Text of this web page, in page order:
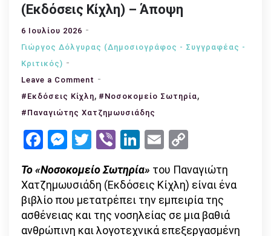
(Εκδόσεις Κίχλη) – Άποψη
6 Ιουλίου 2026
Γιώργος Δόλγυρας (Δημοσιογράφος - Συγγραφέας -
Kριτικός)
Leave a Comment on
«Νοσοκομείο
Σωτηρία»
Παναγιώτη
(Εκδόσεις
Κίχλη)
–
Άποψη
#Εκδόσεις Κίχλη, #Νοσοκομείο Σωτηρία,
#Παναγιώτης Χατζημωυσιάδης
Facebook
Messenger
Twitter
ViberLinkedIn
Email
Link
Το «Νοσοκομείο Σωτηρία» του Παναγιώτη
Χατζημωυσιάδη (Εκδόσεις Κίχλη) είναι ένα
βιβλίο που μετατρέπει την εμπειρία της
ασθένειας και της νοσηλείας σε μια βαθιά
ανθρώπινη και λογοτεχνικά επεξεργασμένη